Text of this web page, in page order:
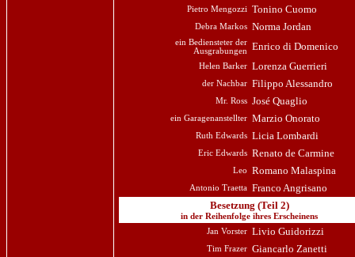
Pietro Mengozzi Tonino Cuomo
Debra Markos Norma Jordan
ein Bediensteter der
Ausgrabungen
Enrico di Domenico
Helen Barker Lorenza Guerrieri
der Nachbar Filippo Alessandro
Mr. Ross José Quaglio
ein Garagenanstellter Marzio Onorato
Ruth Edwards Licia Lombardi
Eric Edwards Renato de Carmine
Leo Romano Malaspina
Antonio Traetta Franco Angrisano
Besetzung (Teil 2)
in der Reihenfolge ihres Erscheinens
Jan Vorster Livio Guidorizzi
Tim Frazer Giancarlo Zanetti